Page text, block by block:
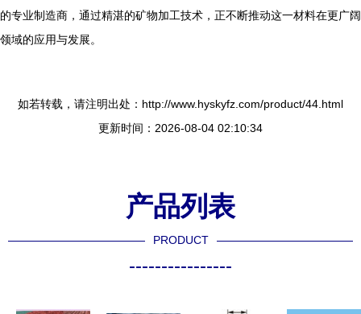
的专业制造商，通过精湛的矿物加工技术，正不断推动这一材料在更广阔
领域的应用与发展。
如若转载，请注明出处：http://www.hyskyfz.com/product/44.html
更新时间：2026-08-04 02:10:34
产品列表
PRODUCT
----------------